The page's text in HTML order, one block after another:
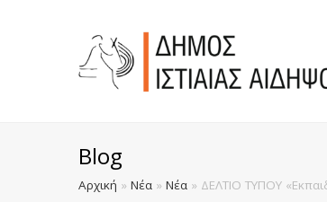
Blog
Αρχική » Νέα » Νέα » ΔΕΛΤΙΟ ΤΥΠΟΥ